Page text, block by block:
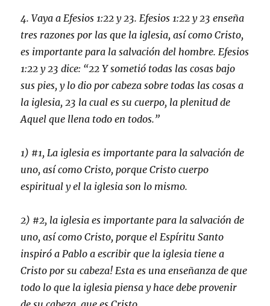
4. Vaya a Efesios 1:22 y 23. Efesios 1:22 y 23 enseña
tres razones por las que la iglesia, así como Cristo,
es importante para la salvación del hombre. Efesios
1:22 y 23 dice: “22 Y sometió todas las cosas bajo
sus pies, y lo dio por cabeza sobre todas las cosas a
la iglesia, 23 la cual es su cuerpo, la plenitud de
Aquel que llena todo en todos.”
1) #1, La iglesia es importante para la salvación de
uno, así como Cristo, porque Cristo cuerpo
espiritual y el la iglesia son lo mismo.
2) #2, la iglesia es importante para la salvación de
uno, así como Cristo, porque el Espíritu Santo
inspiró a Pablo a escribir que la iglesia tiene a
Cristo por su cabeza! Esta es una enseñanza de que
todo lo que la iglesia piensa y hace debe provenir